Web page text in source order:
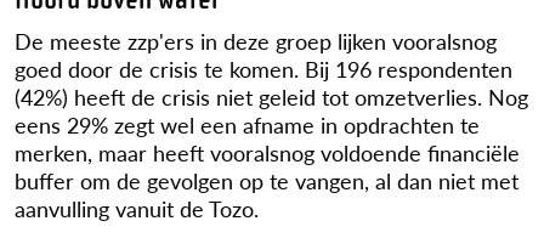
De meeste zzp'ers in deze groep lijken vooralsnog
goed door de crisis te komen. Bij 196 respondenten
(42%) heeft de crisis niet geleid tot omzetverlies. Nog
eens 29% zegt wel een afname in opdrachten te
merken, maar heeft vooralsnog voldoende financiële
buffer om de gevolgen op te vangen, al dan niet met
aanvulling vanuit de Tozo.